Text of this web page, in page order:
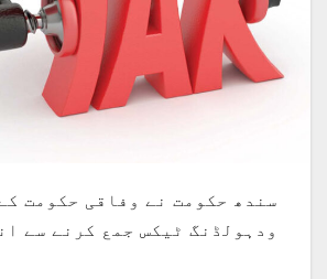
سندھ حکومت نے وفاقی حکومت
ودہولڈنگ ٹیکس جمع کرنے سے